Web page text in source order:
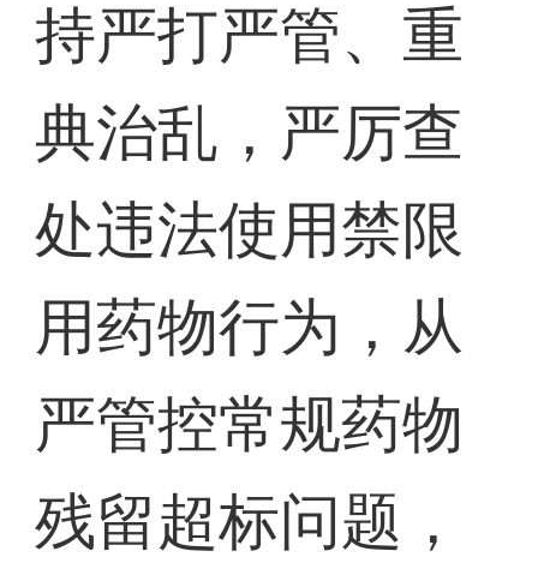
持严打严管、重
典治乱，严厉查
处违法使用禁限
用药物行为，从
严管控常规药物
残留超标问题，